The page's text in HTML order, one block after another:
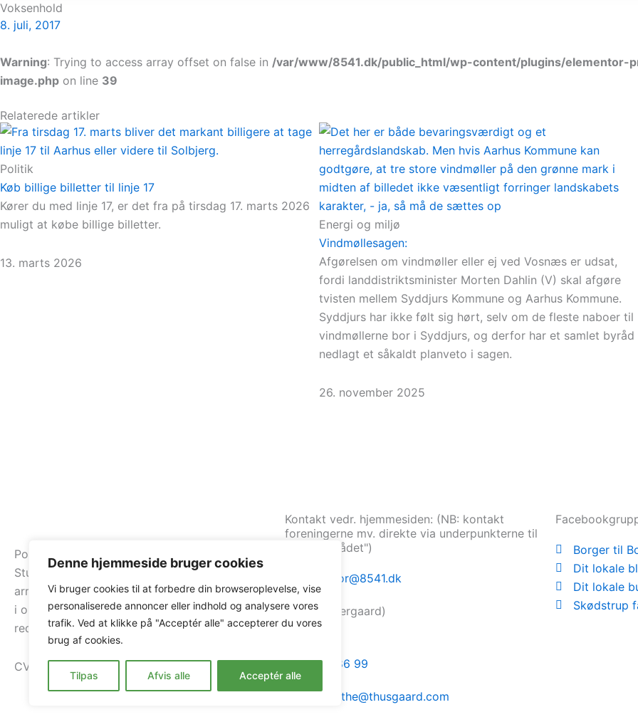
Denne hjemmeside bruger cookies
Vi bruger cookies til at forbedre din browseroplevelse, vise
personaliserede annoncer eller indhold og analysere vores
trafik. Ved at klikke på "Acceptér alle" accepterer du vores
brug af cookies.
Tilpas Afvis alle Acceptér alle
Voksenhold
8. juli, 2017
Warning: Trying to access array offset on false in /var/www/8541.dk/public_html/wp-content/plugins/
image.php on line 39
Relaterede artikler
Politik
Køb billige billetter til linje 17
Kører du med linje 17, er det fra på tirsdag 17. marts 2026
muligt at købe billige billetter.
13. marts 2026
Energi og miljø
Vindmøllesagen:
Afgørelsen om vindmøller eller ej ved Vosnæs er udsat,
fordi landdistriktsminister Morten Dahlin (V) skal afgøre
tvisten mellem Syddjurs Kommune og Aarhus Kommune.
Syddjurs har ikke følt sig hørt, selv om de fleste naboer til
vindmøllerne bor i Syddjurs, og derfor har et samlet byråd
nedlagt et såkaldt planveto i sagen.
26. november 2025
Portal for Løgten, Skødstrup, Segalt, Vorre,
Studstrup, og Åstrup. Vi formidler nyheder,
arrangementer og oplysninger om foreningerne
i området. Oprettet af Skødstrup Fællesråd og
redigeret af redaktionen på Bladet 8541.
CVR: 14512373
Kontakt vedr. hjemmesiden: (NB: kontakt
foreningerne mv. direkte via underpunkterne til
"Lokalområdet")
redaktor@8541.dk
(Birger Agergaard)
61 30 86 99
margrethe@thusgaard.com
Borger til
Dit lokale
Dit lokale
Skødstrup